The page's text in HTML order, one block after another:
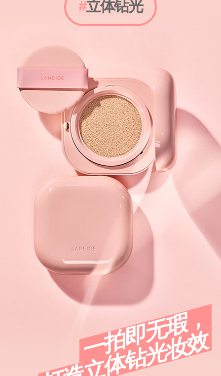
#立体钻光
一拍即无瑕，
打造立体钻光妆效